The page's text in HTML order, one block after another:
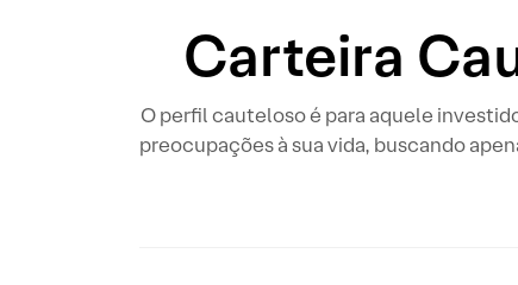
Carteira
O perfil cauteloso é para aquele
preocupações à sua vida, buscando